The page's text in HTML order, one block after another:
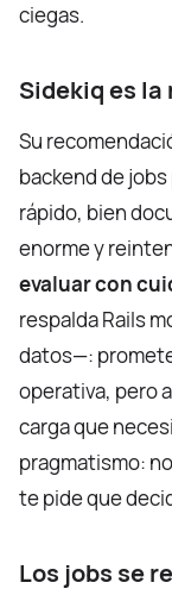
ciegas.
Sidekiq es
Su
backend de
rápido, bien
enorme y
evaluar con
respalda Rails
datos—:
operativa, pero
carga que
pragmatismo:
te pide que
Los jobs se